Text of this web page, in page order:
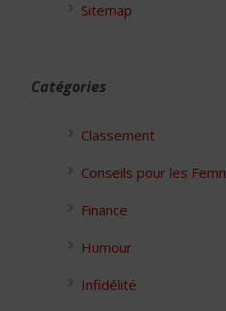
Sitemap
Catégories
Classement
Conseils pour les
Finance
Humour
Infidélité